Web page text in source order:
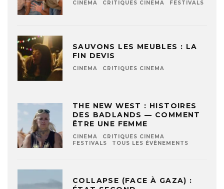
CINEMA CRITIQUES CINEMA FESTIVALS
SAUVONS LES MEUBLES : LA
FIN DEVIS
CINEMA CRITIQUES CINEMA
THE NEW WEST : HISTOIRES
DES BADLANDS — COMMENT
ÊTRE UNE FEMME
CINEMA
CRITIQUES CINEMA
FESTIVALS
TOUS LES ÉVÈNEMENTS
COLLAPSE (FACE À GAZA) :